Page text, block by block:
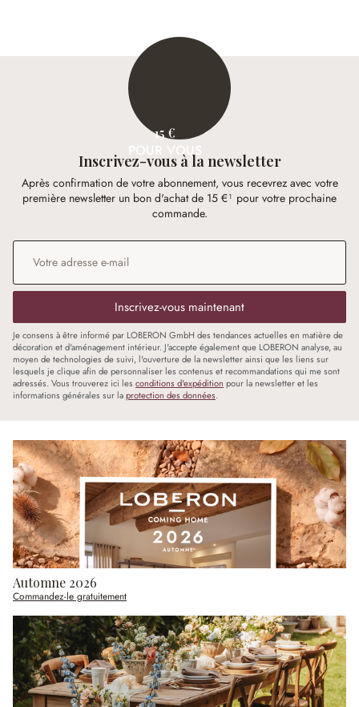
15 €
POUR VOUS
Inscrivez-vous à la newsletter
Après confirmation de votre abonnement, vous recevrez avec votre
première newsletter un bon d'achat de 15 €¹ pour votre prochaine
commande.
Adresse e-mail
Inscrivez-vous maintenant
Je consens à être informé par LOBERON GmbH des tendances actuelles en matière de
décoration et d'aménagement intérieur. J'accepte également que LOBERON analyse, au
moyen de technologies de suivi, l'ouverture de la newsletter ainsi que les liens sur
lesquels je clique afin de personnaliser les contenus et recommandations qui me sont
adressés. Vous trouverez ici les conditions d'expédition pour la newsletter et les
informations générales sur laprotection des données.
Automne 2026
Commandez-le gratuitement